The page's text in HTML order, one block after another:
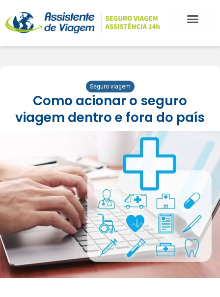
Seguro viagem
Como acionar o seguro
viagem dentro e fora do país